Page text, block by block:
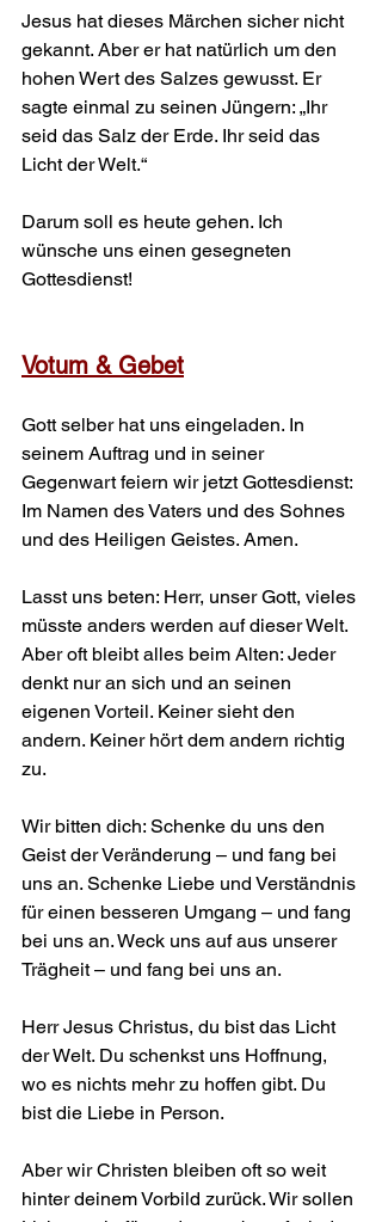
Jesus hat dieses Märchen sicher nicht
gekannt. Aber er hat natürlich um den
hohen Wert des Salzes gewusst. Er
sagte einmal zu seinen Jüngern: „Ihr
seid das Salz der Erde. Ihr seid das
Licht der Welt.“
Darum soll es heute gehen. Ich
wünsche uns einen gesegneten
Gottesdienst!
Votum & Gebet
Gott selber hat uns eingeladen. In
seinem Auftrag und in seiner
Gegenwart feiern wir jetzt Gottesdienst:
Im Namen des Vaters und des Sohnes
und des Heiligen Geistes. Amen.
Lasst uns beten: Herr, unser Gott, vieles
müsste anders werden auf dieser Welt.
Aber oft bleibt alles beim Alten: Jeder
denkt nur an sich und an seinen
eigenen Vorteil. Keiner sieht den
andern. Keiner hört dem andern richtig
zu.
Wir bitten dich: Schenke du uns den
Geist der Veränderung – und fang bei
uns an. Schenke Liebe und Verständnis
für einen besseren Umgang – und fang
bei uns an. Weck uns auf aus unserer
Trägheit – und fang bei uns an.
Herr Jesus Christus, du bist das Licht
der Welt. Du schenkst uns Hoffnung,
wo es nichts mehr zu hoffen gibt. Du
bist die Liebe in Person.
Aber wir Christen bleiben oft so weit
hinter deinem Vorbild zurück. Wir sollen